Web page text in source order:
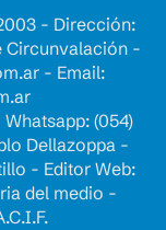
- Dirección:
Circunvalación -
- Email:
Whatsapp: (054)
Dellazoppa -
- Editor Web:
del medio -